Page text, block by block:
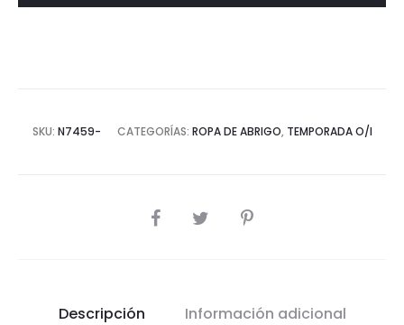
SKU: N7459- CATEGORÍAS: ROPA DE ABRIGO, TEMPORADA O/I
COMPARTIR
Descripción Información adicional